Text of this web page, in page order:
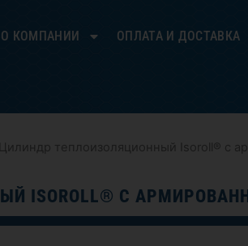
О КОМПАНИИ ОПЛАТА И ДОСТАВКА
теплоизоляционный Isoroll® с
ISOROLL® С